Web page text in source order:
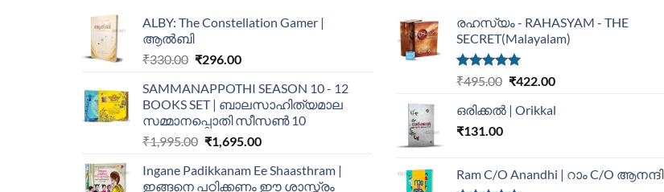
ALBY: The Constellation Gamer |
ആൽബി
₹330.00 ₹296.00
SAMMANAPPOTHI SEASON 10 - 12
BOOKS SET | ബാലസാഹിത്യമാല
സമ്മാനപ്പൊതി സീസൺ 10
₹1,995.00 ₹1,695.00
Ingane Padikkanam Ee Shaasthram |
ഇങ്ങനെ പഠിക്കണം ഈ ശാസ്ത്രം
രഹസ്യം - RAHASYAM - THE
SECRET(Malayalam)
Rated5.00
₹495.00 ₹422.00
ഒരിക്കൽ | Orikkal
₹131.00
Ram C/O Anandhi | റാം C/O ആനന്ദി